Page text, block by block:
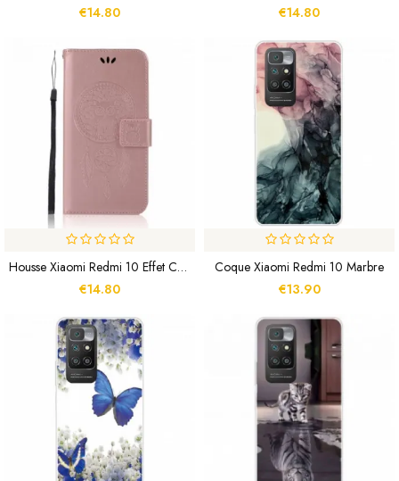
€14.80
€14.80
Housse Xiaomi Redmi 10 Effet Cuir Attrape Rêves Hibou
€14.80
Coque Xiaomi Redmi 10 Marbre
€13.90